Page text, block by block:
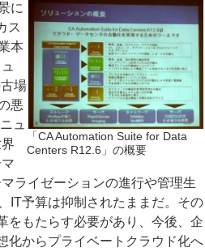
「CA Automation Suite for Data
Centers R12.6」の概要
に
ス
本
場
悪
ュ
ライゼーションの進行や管理生
IT予算は抑制されたままだ。その
をもたらす必要があり、今後、企
化からプライベートクラウド化へ